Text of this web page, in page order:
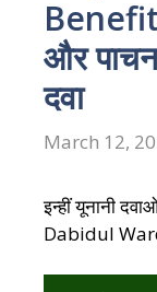
और
दवा
March 12,
इन्हीं यूनानी
Dabidul